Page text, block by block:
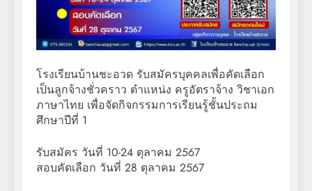
โรงเรียนบ้านชะอวด รับสมัครบุคคลเพื่อคัดเลือก
เป็นลูกจ้างชั่วคราว ตำแหน่ง ครูอัตราจ้าง วิชาเอก
ภาษาไทย เพื่อจัดกิจกรรมการเรียนรู้ชั้นประถม
ศึกษาปีที่ 1
รับสมัคร วันที่ 10-24 ตุลาคม 2567
สอบคัดเลือก วันที่ 28 ตุลาคม 2567